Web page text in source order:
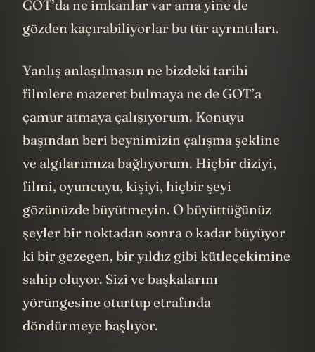
GOT’da ne imkanlar var ama yine de
gözden kaçırabiliyorlar bu tür ayrıntıları.
Yanlış anlaşılmasın ne bizdeki tarihi
filmlere mazeret bulmaya ne de GOT’a
çamur atmaya çalışıyorum. Konuyu
başından beri beynimizin çalışma şekline
ve algılarımıza bağlıyorum. Hiçbir diziyi,
filmi, oyuncuyu, kişiyi, hiçbir şeyi
gözünüzde büyütmeyin. O büyüttüğünüz
şeyler bir noktadan sonra o kadar büyüyor
ki bir gezegen, bir yıldız gibi kütleçekimine
sahip oluyor. Sizi ve başkalarını
yörüngesine oturtup etrafında
döndürmeye başlıyor.